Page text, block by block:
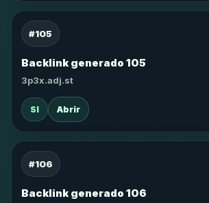
#105
Backlink generado 105
3p3x.adj.st
SI Abrir
#106
Backlink generado 106